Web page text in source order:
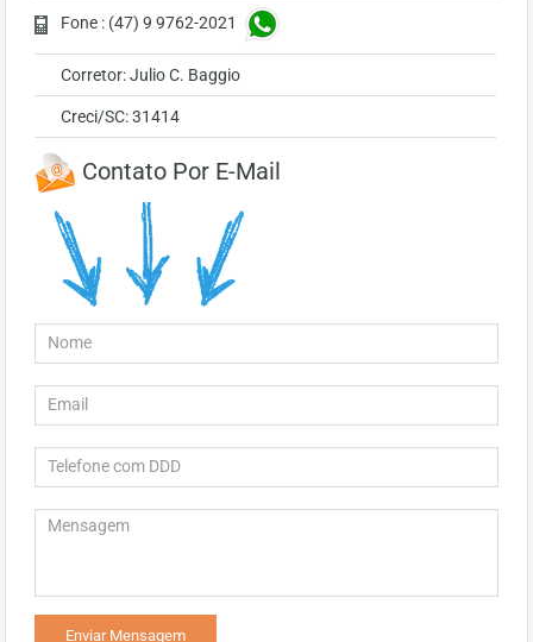
Fone : (47) 9 9762-2021
Corretor: Julio C. Baggio
Creci/SC: 31414
Contato Por E-Mail